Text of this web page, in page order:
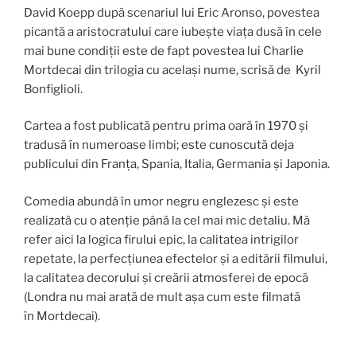
David Koepp după scenariul lui Eric Aronso, povestea
picantă a aristocratului care iubește viața dusă în cele
mai bune condiții este de fapt povestea lui Charlie
Mortdecai din trilogia cu același nume, scrisă de Kyril
Bonfiglioli.
Cartea a fost publicată pentru prima oară în 1970 și
tradusă în numeroase limbi; este cunoscută deja
publicului din Franța, Spania, Italia, Germania și Japonia.
Comedia abundă în umor negru englezesc și este
realizată cu o atenție până la cel mai mic detaliu. Mă
refer aici la logica firului epic, la calitatea intrigilor
repetate, la perfecțiunea efectelor și a editării filmului,
la calitatea decorului și creării atmosferei de epocă
(Londra nu mai arată de mult așa cum este filmată
în Mortdecai).